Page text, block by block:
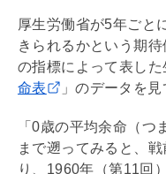
厚生労働省が5年ごと
きられるかという期
の指標によって表した
命表
」のデータを見
「0歳の平均余命（つ
まで遡ってみると、
り、1960年（第11回